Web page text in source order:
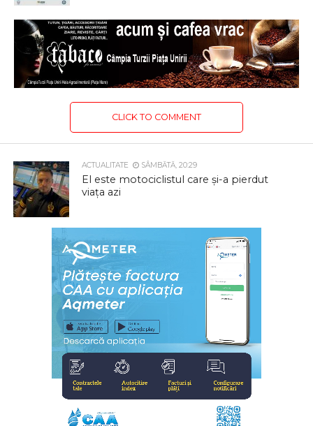
CLICK TO COMMENT
ACTUALITATE SÂMBĂTĂ, 20:29
El este motociclistul care și-a pierdut
viața azi